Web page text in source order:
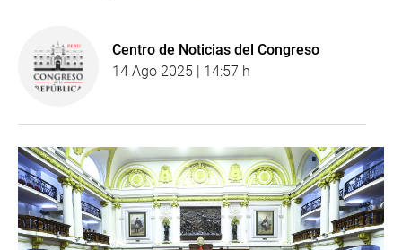
Centro de Noticias del Congreso
14 Ago 2025 | 14:57 h